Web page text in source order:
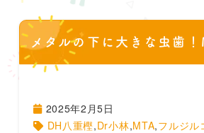
2025年2月5日
DH八重樫,Dr小林,MTA,フルジル